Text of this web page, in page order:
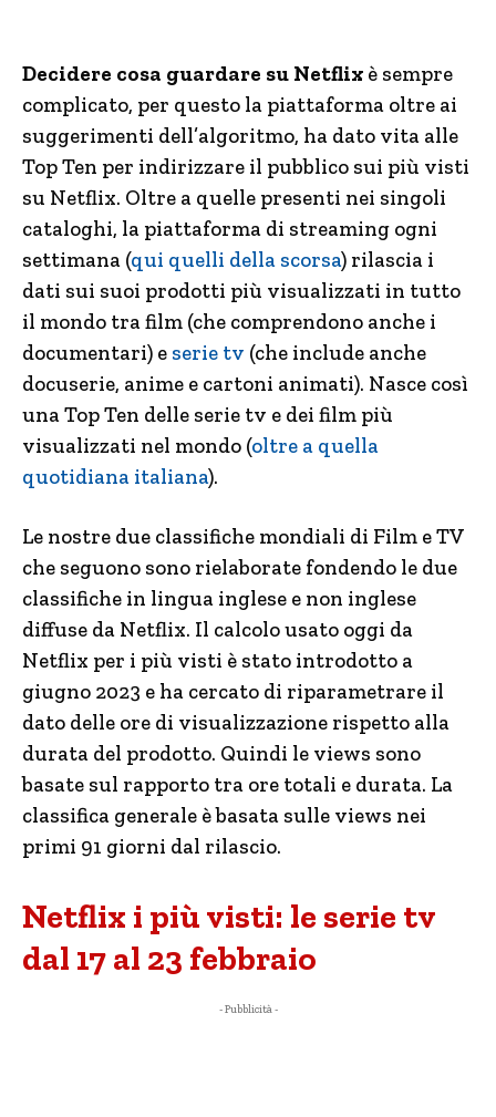
Decidere cosa guardare su Netflix è sempre
complicato, per questo la piattaforma oltre ai
suggerimenti dell’algoritmo, ha dato vita alle
Top Ten per indirizzare il pubblico sui più visti
su Netflix. Oltre a quelle presenti nei singoli
cataloghi, la piattaforma di streaming ogni
settimana (qui quelli della scorsa) rilascia i
dati sui suoi prodotti più visualizzati in tutto
il mondo tra film (che comprendono anche i
documentari) e serie tv (che include anche
docuserie, anime e cartoni animati). Nasce così
una Top Ten delle serie tv e dei film più
visualizzati nel mondo (oltre a quella
quotidiana italiana).
Le nostre due classifiche mondiali di Film e TV
che seguono sono rielaborate fondendo le due
classifiche in lingua inglese e non inglese
diffuse da Netflix. Il calcolo usato oggi da
Netflix per i più visti è stato introdotto a
giugno 2023 e ha cercato di riparametrare il
dato delle ore di visualizzazione rispetto alla
durata del prodotto. Quindi le views sono
basate sul rapporto tra ore totali e durata. La
classifica generale è basata sulle views nei
primi 91 giorni dal rilascio.
Netflix i più visti: le serie tv
dal 17 al 23 febbraio
- Pubblicità -